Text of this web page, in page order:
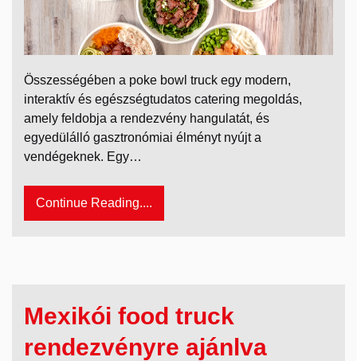
Összességében a poke bowl truck egy modern,
interaktív és egészségtudatos catering megoldás,
amely feldobja a rendezvény hangulatát, és
egyedülálló gasztronómiai élményt nyújt a
vendégeknek. Egy…
Continue Reading....
Mexikói food truck
rendezvényre ajánlva